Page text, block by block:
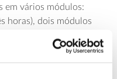
em vários módulos:
horas), dois módulos
a 10 e 20 de maio
outras